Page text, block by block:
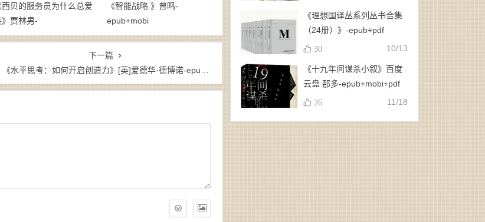
西贝的服务员为什么总爱
》贾林男-
《智能战略 》曾鸣-
epub+mobi
下一篇
《水平思考：如何开启创造力》[英]爱德华·德博诺-epub+azw3
《理想国译丛系列丛书合集
（24册）》-epub+pdf
30 10/13
《十九年间谋杀小叙》百度
云盘 那多-epub+mobi+pdf
26 11/18